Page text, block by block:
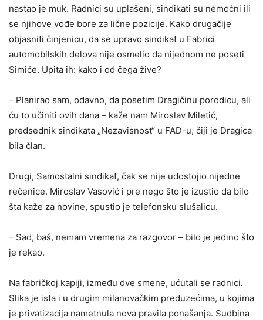
nastao je muk. Radnici su uplašeni, sindikati su nemoćni ili
se njihove vođe bore za lične pozicije. Kako drugačije
objasniti činjenicu, da se upravo sindikat u Fabrici
automobilskih delova nije osmelio da nijednom ne poseti
Simiće. Upita ih: kako i od čega žive?
– Planirao sam, odavno, da posetim Dragičinu porodicu, ali
ću to učiniti ovih dana – kaže nam Miroslav Miletić,
predsednik sindikata „Nezavisnost“ u FAD-u, čiji je Dragica
bila član.
Drugi, Samostalni sindikat, čak se nije udostojio nijedne
rečenice. Miroslav Vasović i pre nego što je izustio da bilo
šta kaže za novine, spustio je telefonsku slušalicu.
– Sad, baš, nemam vremena za razgovor – bilo je jedino što
je rekao.
Na fabričkoj kapiji, između dve smene, ućutali se radnici.
Slika je ista i u drugim milanovačkim preduzećima, u kojima
je privatizacija nametnula nova pravila ponašanja. Sudbina